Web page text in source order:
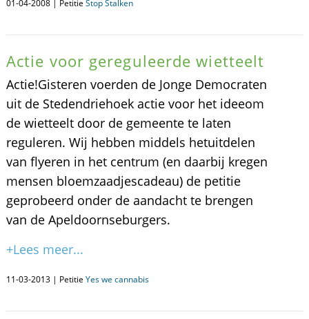
01-04-2008 | Petitie Stop Stalken
Actie voor gereguleerde wietteelt
Actie!Gisteren voerden de Jonge Democraten
uit de Stedendriehoek actie voor het ideeom
de wietteelt door de gemeente te laten
reguleren. Wij hebben middels hetuitdelen
van flyeren in het centrum (en daarbij kregen
mensen bloemzaadjescadeau) de petitie
geprobeerd onder de aandacht te brengen
van de Apeldoornseburgers.
+Lees meer...
11-03-2013 | Petitie Yes we cannabis